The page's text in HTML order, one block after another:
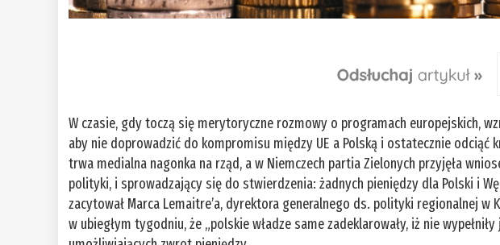
W czasie, gdy toczą się merytoryczne rozmowy o programach europejskich,
aby nie doprowadzić do kompromisu między UE a Polską i ostatecznie odciąć
trwa medialna nagonka na rząd, a w Niemczech partia Zielonych przyjęła
polityki, i sprowadzający się do stwierdzenia: żadnych pieniędzy dla Polski i
zacytował Marca ­Lemaitre’a, dyrektora generalnego ds. polityki regionalnej w
w ubiegłym tygodniu, że „polskie władze same zadeklarowały, iż nie